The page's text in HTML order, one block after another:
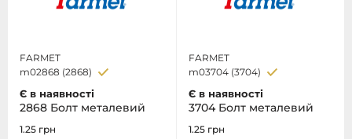
FARMET
m02868 (2868)
Є в наявності
2868 Болт металевий
1.25 грн
FARMET
m03704 (3704)
Є в наявності
3704 Болт металевий
1.25 грн